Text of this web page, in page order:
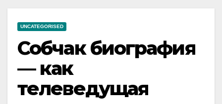
UNCATEGORISED
Собчак биография
— как
телеведущая